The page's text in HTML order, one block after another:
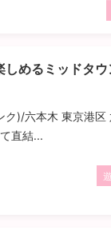
しめるミッドタウ
ク)/六本木 東京港区
直結...